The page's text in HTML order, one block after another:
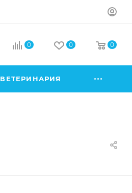
0 0 0
ВЕТЕРИНАРИЯ